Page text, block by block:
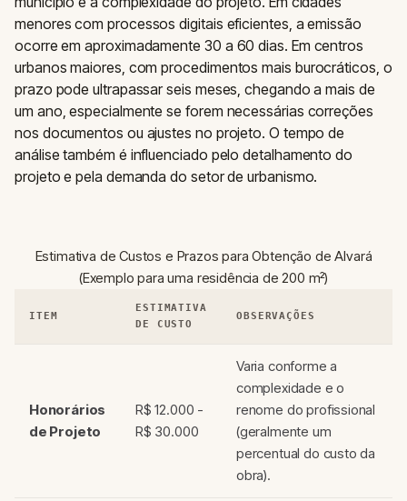
menores com processos digitais eficientes, a emissão
ocorre em aproximadamente 30 a 60 dias. Em centros
urbanos maiores, com procedimentos mais burocráticos, o
prazo pode ultrapassar seis meses, chegando a mais de
um ano, especialmente se forem necessárias correções
nos documentos ou ajustes no projeto. O tempo de
análise também é influenciado pelo detalhamento do
projeto e pela demanda do setor de urbanismo.
Estimativa de Custos e Prazos para Obtenção de Alvará
(Exemplo para uma residência de 200 m²)
ITEM
ESTIMATIVA
DE CUSTO
OBSERVAÇÕES
Honorários
de Projeto
R$ 12.000 -
R$ 30.000
Varia conforme a
complexidade e o
renome do profissional
(geralmente um
percentual do custo da
obra).